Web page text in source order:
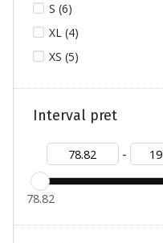
S (6)
XL (4)
XS (5)
Interval pret
-
78.82